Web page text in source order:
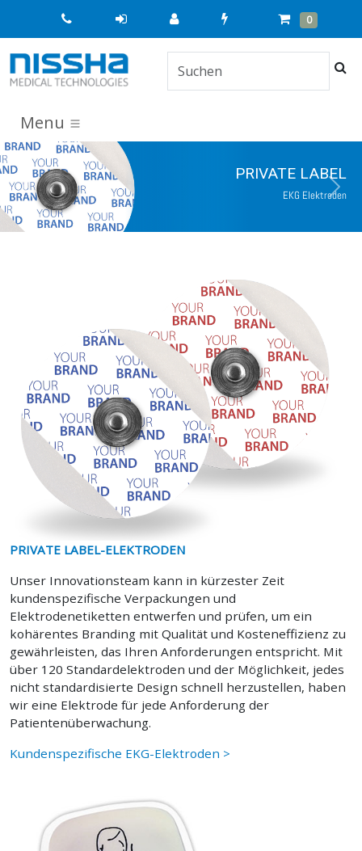
Quick
Order
Cart
0 Items
Menu
PRIVATE LABEL
EKG Elektroden
Previous Next
PRIVATE LABEL-ELEKTRODEN
Unser Innovationsteam kann in kürzester Zeit
kundenspezifische Verpackungen und
Elektrodenetiketten entwerfen und prüfen, um ein
kohärentes Branding mit Qualität und Kosteneffizienz zu
gewährleisten, das Ihren Anforderungen entspricht. Mit
über 120 Standardelektroden und der Möglichkeit, jedes
nicht standardisierte Design schnell herzustellen, haben
wir eine Elektrode für jede Anforderung der
Patientenüberwachung.
Kundenspezifische EKG-Elektroden >